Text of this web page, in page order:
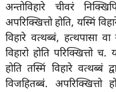
अन्तोविहारे चीवरं
अपरिक्खित्तो होति, यस्मिं
विहारे वत्थब्बं, हत्थपासा
विहारो होति परिक्खित्तो च.
होति तस्मिं विहारे वत्थब्बं
विजहितब्बं. अपरिक्खित्तो